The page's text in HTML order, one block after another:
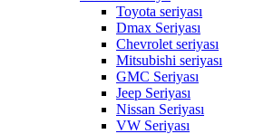
Toyota seriyası
Dmax Seriyası
Chevrolet seriyası
Mitsubishi seriyası
GMC Seriyası
Jeep Seriyası
Nissan Seriyası
VW Seriyası